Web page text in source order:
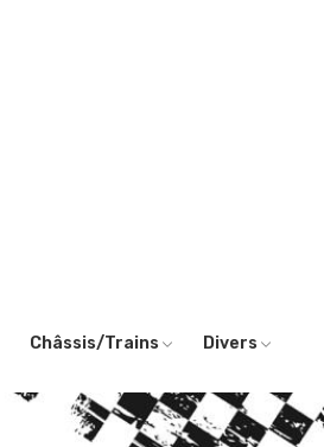
Châssis/Trains
Divers